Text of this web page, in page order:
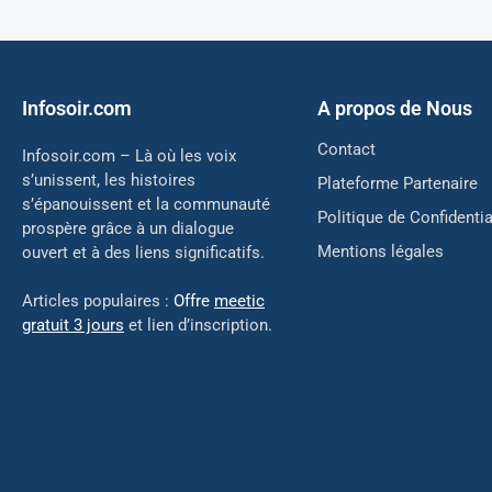
Infosoir.com
Infosoir.com – Là où les voix
s’unissent, les histoires
s’épanouissent et la communauté
prospère grâce à un dialogue
ouvert et à des liens significatifs.
Articles populaires : Offre meetic
gratuit 3 jours et lien d’inscription.
A propos de Nous
Contact
Plateforme Partenaire
Politique de
Mentions légales